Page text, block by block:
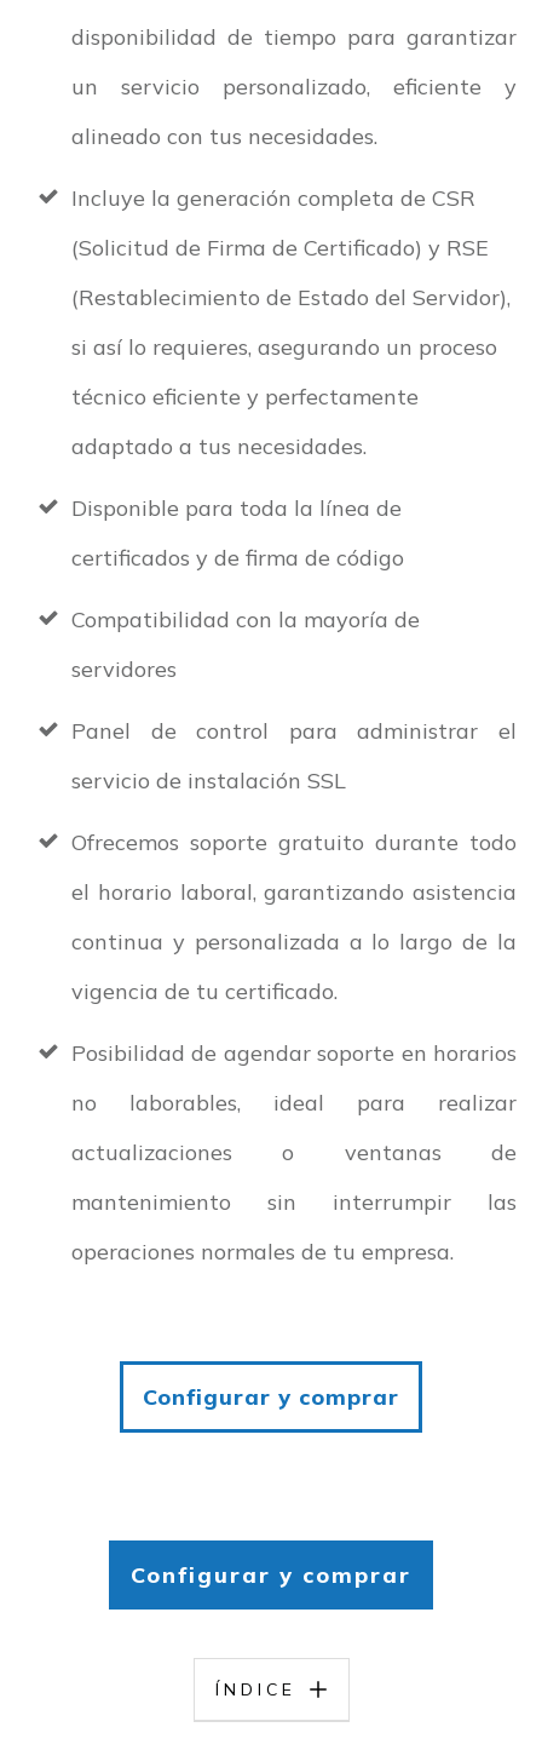
disponibilidad de tiempo para garantizar
un servicio personalizado, eficiente y
alineado con tus necesidades.
Incluye la generación completa de CSR
(Solicitud de Firma de Certificado) y RSE
(Restablecimiento de Estado del Servidor),
si así lo requieres, asegurando un proceso
técnico eficiente y perfectamente
adaptado a tus necesidades.
Disponible para toda la línea de
certificados y de firma de código
Compatibilidad con la mayoría de
servidores
Panel de control para administrar el
servicio de instalación SSL
Ofrecemos soporte gratuito durante todo
el horario laboral, garantizando asistencia
continua y personalizada a lo largo de la
vigencia de tu certificado.
Posibilidad de agendar soporte en horarios
no laborables, ideal para realizar
actualizaciones o ventanas de
mantenimiento sin interrumpir las
operaciones normales de tu empresa.
Configurar y comprar
Configurar y comprar
ÍNDICE